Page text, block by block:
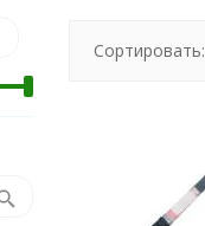
Сортировать: